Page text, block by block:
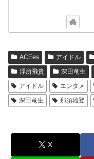
ACEes アイドル
浮所飛貴
深田竜生
アイドル
エンタメ
深田竜生
那須雄登
X